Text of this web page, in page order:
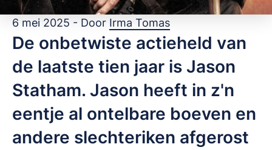
6 mei 2025 - Door Irma Tomas
De onbetwiste actieheld van
de laatste tien jaar is Jason
Statham. Jason heeft in z'n
eentje al ontelbare boeven en
andere slechteriken afgerost